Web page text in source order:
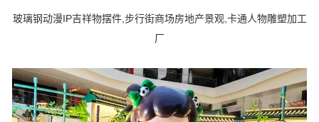
玻璃钢动漫IP吉祥物摆件,步行街商场房地产景观,卡通人物雕塑加工
厂